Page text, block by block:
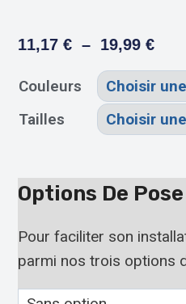
11,17€ – 19,99€
Couleurs
Tailles
Options De Pose
Pour faciliter son
parmi nos trois options